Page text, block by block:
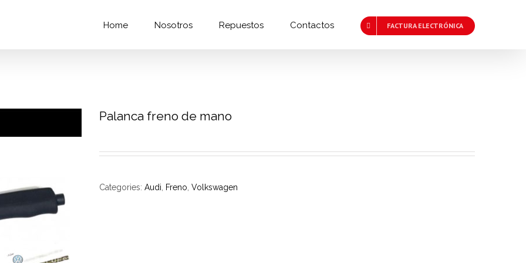
Home Nosotros Repuestos Contactos FACTURA ELECTRÓNICA
Palanca freno de mano
Categories: Audi Freno Volkswagen